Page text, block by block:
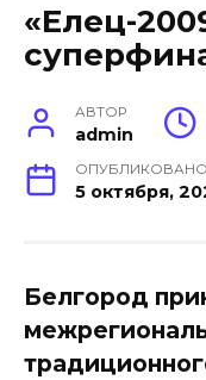
«Елец-
АВТОР
admin
ОПУБЛИКОВАНО
5 октября,
Белгород